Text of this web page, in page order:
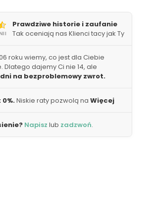
Prawdziwe historie i zaufanie
Tak oceniają nas Klienci tacy jak Ty
roku wiemy, co jest dla Ciebie
Dlatego dajemy Ci nie 14, ale
dni na bezproblemowy zwrot.
Niskie raty pozwolą na Więcej
Napisz lub zadzwoń.